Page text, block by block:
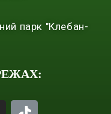
парк "Клебан-